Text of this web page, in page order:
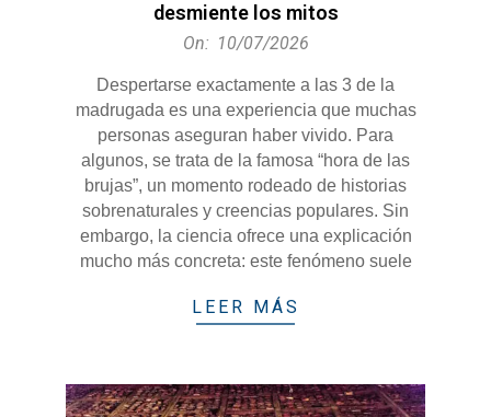
desmiente los mitos
On: 10/07/2026
Despertarse exactamente a las 3 de la
madrugada es una experiencia que muchas
personas aseguran haber vivido. Para
algunos, se trata de la famosa “hora de las
brujas”, un momento rodeado de historias
sobrenaturales y creencias populares. Sin
embargo, la ciencia ofrece una explicación
mucho más concreta: este fenómeno suele
LEER MÁS